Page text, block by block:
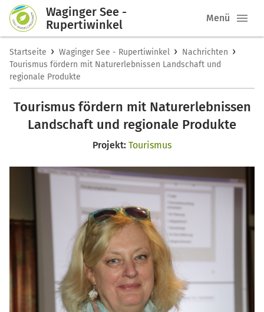
Waginger See -
Rupertiwinkel
Menü
Startseite › Waginger See - Rupertiwinkel › Nachrichten ›
Tourismus fördern mit Naturerlebnissen Landschaft und
regionale Produkte
Tourismus fördern mit Naturerlebnissen
Landschaft und regionale Produkte
Projekt: Tourismus